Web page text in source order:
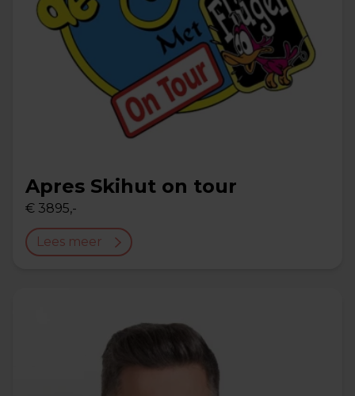
Apres Skihut on tour
€ 3895,-
Lees meer